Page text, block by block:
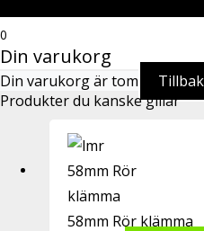
0
Din varukorg
Din varukorg är tom
Produkter du kanske gillar
58mm Rör klämma